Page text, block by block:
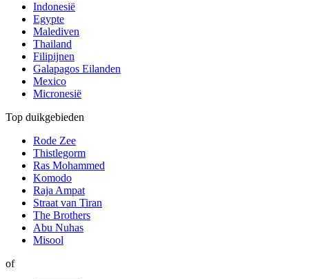
Indonesië
Egypte
Malediven
Thailand
Filipijnen
Galapagos Eilanden
Mexico
Micronesië
Top duikgebieden
Rode Zee
Thistlegorm
Ras Mohammed
Komodo
Raja Ampat
Straat van Tiran
The Brothers
Abu Nuhas
Misool
of